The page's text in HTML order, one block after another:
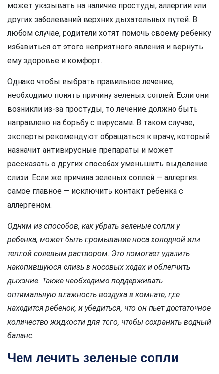
может указывать на наличие простуды, аллергии или
других заболеваний верхних дыхательных путей. В
любом случае, родители хотят помочь своему ребенку
избавиться от этого неприятного явления и вернуть
ему здоровье и комфорт.
Однако чтобы выбрать правильное лечение,
необходимо понять причину зеленых соплей. Если они
возникли из-за простуды, то лечение должно быть
направлено на борьбу с вирусами. В таком случае,
эксперты рекомендуют обращаться к врачу, который
назначит антивирусные препараты и может
рассказать о других способах уменьшить выделение
слизи. Если же причина зеленых соплей — аллергия,
самое главное — исключить контакт ребенка с
аллергеном.
Одним из способов, как убрать зеленые сопли у
ребенка, может быть промывание носа холодной или
теплой солевым раствором. Это помогает удалить
накопившуюся слизь в носовых ходах и облегчить
дыхание. Также необходимо поддерживать
оптимальную влажность воздуха в комнате, где
находится ребенок, и убедиться, что он пьет достаточное
количество жидкости для того, чтобы сохранить водный
баланс.
Чем лечить зеленые сопли